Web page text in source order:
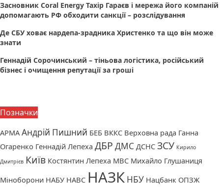
Засновник Coral Energy Тахір Гараєв і мережа його компаній
допомагають РФ обходити санкції – розслідування
Де СБУ ховає нардепа-зрадника Христенко та що він може
знати
Геннадій Сорочинський – тіньова логістика, російський
бізнес і очищення репутації за гроші
Позначки
АРМА Андрій Пишний БЕБ ВККС Верховна рада Ганна
Огаренко Геннадій Лепеха ДБР ДМС ДСНС ЗСУ Кирило
Дмитрієв Київ Костянтин Лепеха МВС Михайло Глушаниця
Міноборони НАБУ НАВС НАЗК НБУ Нацбанк ОПЗЖ